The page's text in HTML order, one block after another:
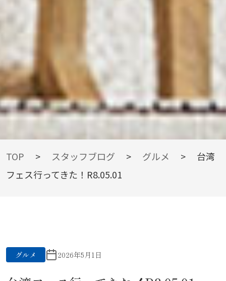
BLOG
TOP > スタッフブログ > グルメ >
台湾
フェス行ってきた！R8.05.01
グルメ 2026年5月1日